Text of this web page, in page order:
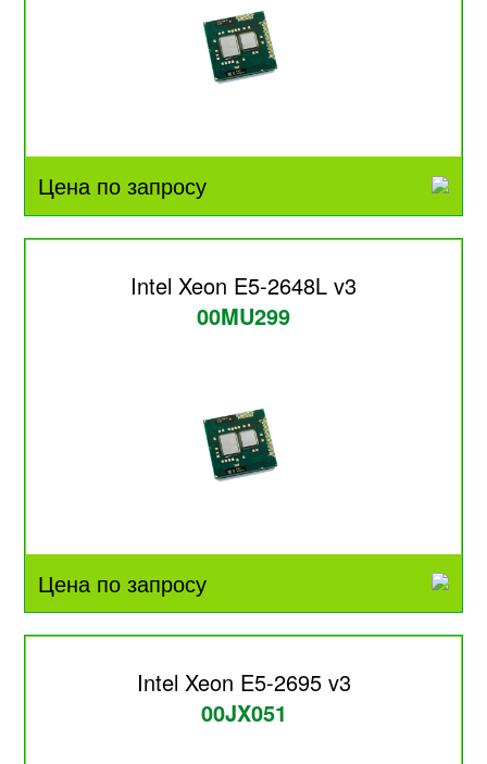
Цена по запросу
Intel Xeon E5-2648L v3
00MU299
Цена по запросу
Intel Xeon E5-2695 v3
00JX051